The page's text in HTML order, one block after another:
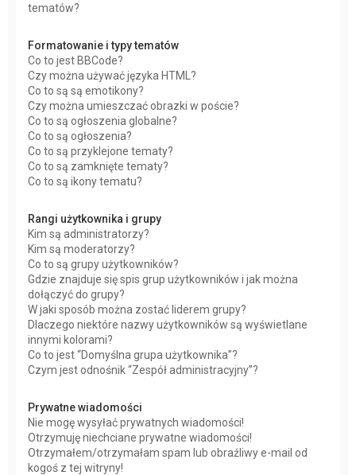
tematów?
Formatowanie i typy tematów
Co to jest BBCode?
Czy można używać języka HTML?
Co to są są emotikony?
Czy można umieszczać obrazki w poście?
Co to są ogłoszenia globalne?
Co to są ogłoszenia?
Co to są przyklejone tematy?
Co to są zamknięte tematy?
Co to są ikony tematu?
Rangi użytkownika i grupy
Kim są administratorzy?
Kim są moderatorzy?
Co to są grupy użytkowników?
Gdzie znajduje się spis grup użytkowników i jak można
dołączyć do grupy?
W jaki sposób można zostać liderem grupy?
Dlaczego niektóre nazwy użytkowników są wyświetlane
innymi kolorami?
Co to jest “Domyślna grupa użytkownika”?
Czym jest odnośnik “Zespół administracyjny”?
Prywatne wiadomości
Nie mogę wysyłać prywatnych wiadomości!
Otrzymuję niechciane prywatne wiadomości!
Otrzymałem/otrzymałam spam lub obraźliwy e-mail od
kogoś z tej witryny!